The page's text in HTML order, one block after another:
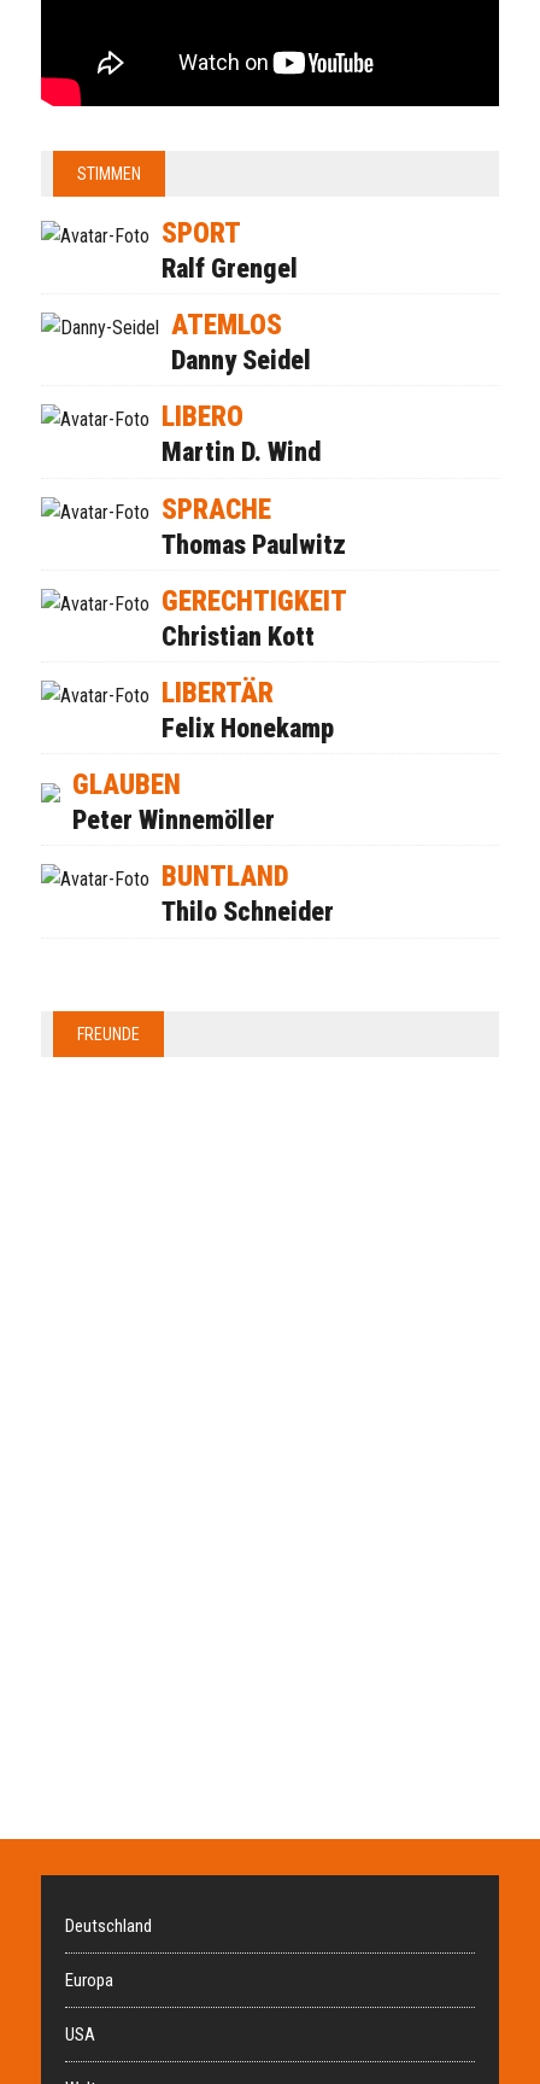
STIMMEN
SPORT
Ralf Grengel
ATEMLOS
Danny Seidel
LIBERO
Martin D. Wind
SPRACHE
Thomas Paulwitz
GERECHTIGKEIT
Christian Kott
LIBERTÄR
Felix Honekamp
GLAUBEN
Peter Winnemöller
BUNTLAND
Thilo Schneider
FREUNDE
Deutschland
Europa
USA